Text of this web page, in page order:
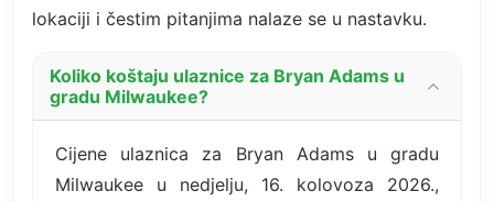
lokaciji i čestim pitanjima nalaze se u nastavku.
Koliko koštaju ulaznice za Bryan Adams u
gradu Milwaukee?
Cijene ulaznica za Bryan Adams u gradu
Milwaukee u nedjelju, 16. kolovoza 2026.,